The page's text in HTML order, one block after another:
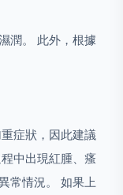
潤。 此外，根據
症狀，因此建議
中出現紅腫、瘙
常情況。 如果上